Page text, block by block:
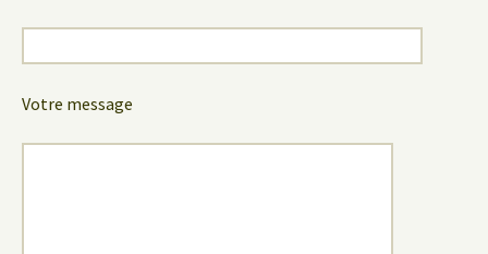
Votre message